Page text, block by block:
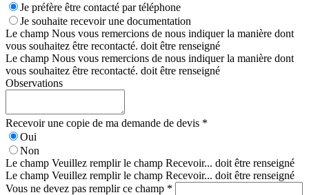
Je préfère être contacté par téléphone
Je souhaite recevoir une documentation
Le champ Nous vous remercions de nous indiquer la manière dont
vous souhaitez être recontacté. doit être renseigné
Le champ Nous vous remercions de nous indiquer la manière dont
vous souhaitez être recontacté. doit être renseigné
Observations
Recevoir une copie de ma demande de devis *
Oui
Non
Le champ Veuillez remplir le champ Recevoir... doit être renseigné
Le champ Veuillez remplir le champ Recevoir... doit être renseigné
Vous ne devez pas remplir ce champ *